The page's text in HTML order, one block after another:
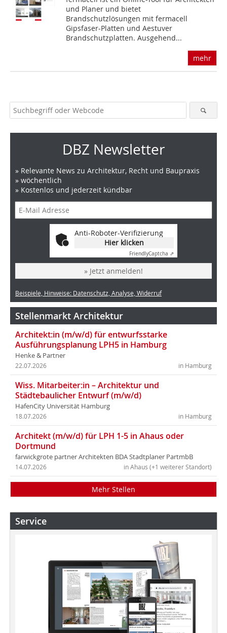
und Planer und bietet
Brandschutzlösungen mit fermacell
Gipsfaser-Platten und Aestuver
Brandschutzplatten. Ausgehend...
mehr
DBZ Newsletter
» Relevante News zu Architektur, Recht und Baupraxis
» wöchentlich
» Kostenlos und jederzeit kündbar
Anti-Roboter-Verifizierung
Hier klicken
FriendlyCaptcha ⇗
» Jetzt anmelden!
Beispiele, Hinweise: Datenschutz, Analyse, Widerruf
Stellenmarkt Architektur
Architekt:in (m/w/d) für entwurfsstarke
Ausführungsplanung LPH5 in Hamburg
Henke & Partner
in Hamburg
22.07.2026
Wiss. Mitarbeiter:in – Architektur und
Städtebaulicher Entwurf (m/w/d)
HafenCity Universität Hamburg
in Hamburg
18.07.2026
Architekt (m/w/d) für LPH 1-5 in Ahaus oder
Dortmund
farwickgrote partner Architekten BDA Stadtplaner PartmbB
in Ahaus (+1 weiterer Standort)
14.07.2026
Mehr Stellen
Service